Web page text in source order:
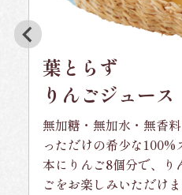
葉とらず
りんごジュース
無加糖・無加水・無香
っただけの希少な
本にりんご8個分で、り
ごをお楽しみいただけま